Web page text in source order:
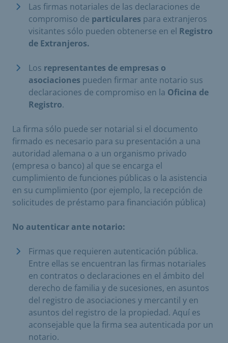
Las firmas notariales de las declaraciones de
compromiso de particulares para extranjeros
visitantes sólo pueden obtenerse en el Registro
de Extranjeros.
Los representantes de empresas o
asociaciones pueden firmar ante notario sus
declaraciones de compromiso en la Oficina de
Registro.
La firma sólo puede ser notarial si el documento
firmado es necesario para su presentación a una
autoridad alemana o a un organismo privado
(empresa o banco) al que se encarga el
cumplimiento de funciones públicas o la asistencia
en su cumplimiento (por ejemplo, la recepción de
solicitudes de préstamo para financiación pública)
No autenticar ante notario:
Firmas que requieren autenticación pública.
Entre ellas se encuentran las firmas notariales
en contratos o declaraciones en el ámbito del
derecho de familia y de sucesiones, en asuntos
del registro de asociaciones y mercantil y en
asuntos del registro de la propiedad. Aquí es
aconsejable que la firma sea autenticada por un
notario.